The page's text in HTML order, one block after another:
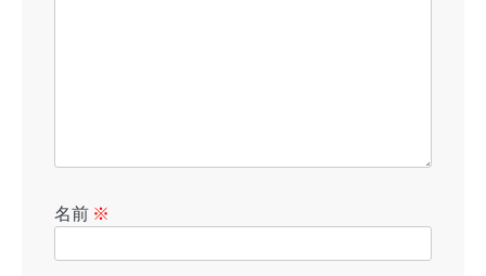
名前 ※